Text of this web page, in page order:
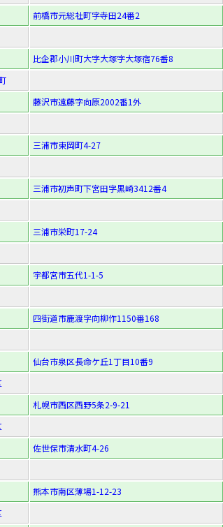
前橋市元総社町字寺田24番2
比企郡小川町大字大塚字大塚宿76番8
藤沢市遠藤字向原2002番1外
三浦市東岡町4-27
三浦市初声町下宮田字黒崎3412番4
三浦市栄町17-24
宇都宮市五代1-1-5
四街道市鹿渡字向柳作1150番168
仙台市泉区長命ケ丘1丁目10番9
札幌市西区西野5条2-9-21
佐世保市清水町4-26
熊本市南区薄場1-12-23